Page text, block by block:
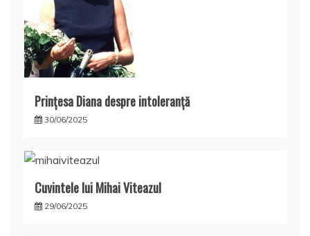
Prințesa Diana despre intoleranță
30/06/2025
Cuvintele lui Mihai Viteazul
29/06/2025